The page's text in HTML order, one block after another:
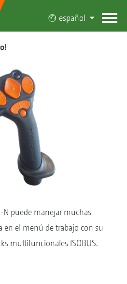
español
N puede manejar muchas
el menú de trabajo con su
multifuncionales ISOBUS.